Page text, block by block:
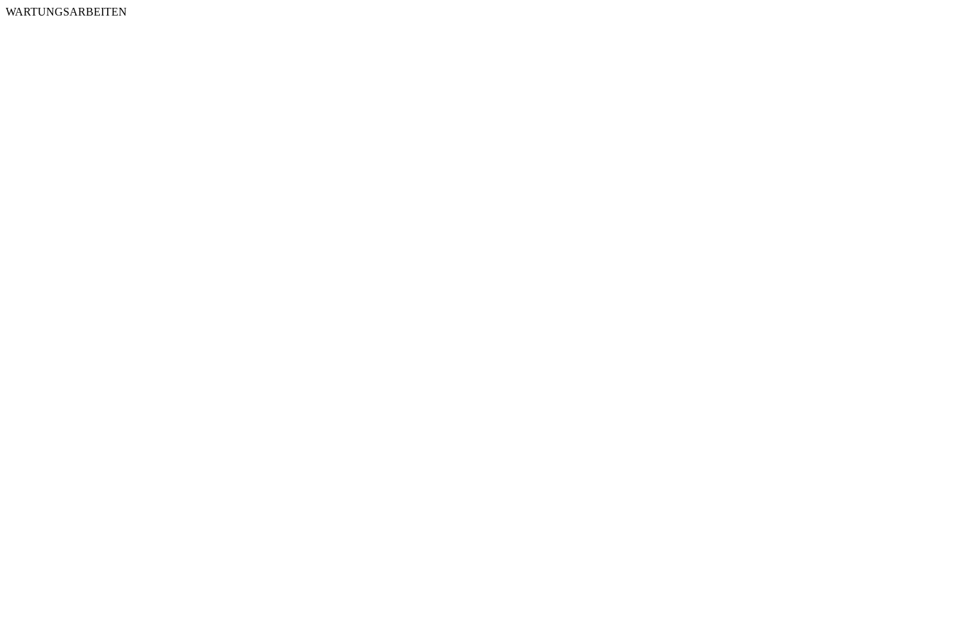
WARTUNGSARBEITEN